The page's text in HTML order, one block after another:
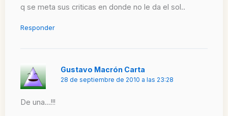
q se meta sus criticas en donde no le da el sol..
Responder
Gustavo Macrón Carta
28 de septiembre de 2010 a las 23:28
De una…!!!